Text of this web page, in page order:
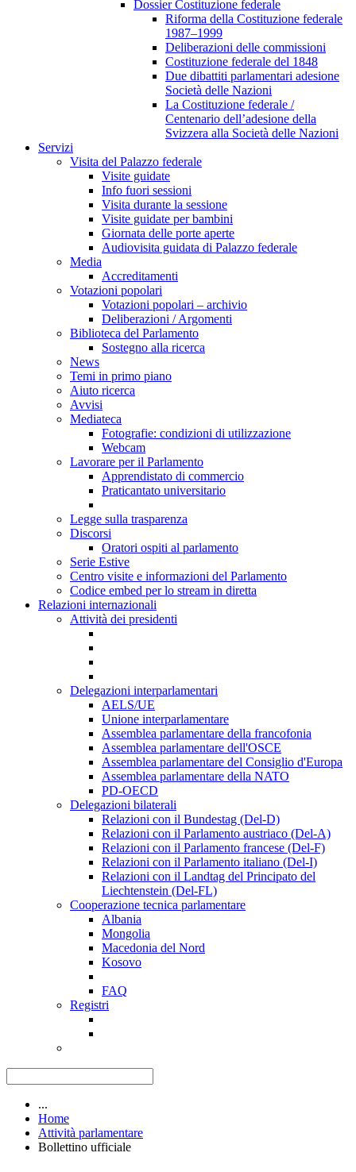
Dossier Costituzione federale
Riforma della Costituzione federale
1987–1999
Deliberazioni delle commissioni
Costituzione federale del 1848
Due dibattiti parlamentari adesione
Società delle Nazioni
La Costituzione federale /
Centenario dell’adesione della
Svizzera alla Società delle Nazioni
Servizi
Visita del Palazzo federale
Visite guidate
Info fuori sessioni
Visita durante la sessione
Visite guidate per bambini
Giornata delle porte aperte
Audiovisita guidata di Palazzo federale
Media
Accreditamenti
Votazioni popolari
Votazioni popolari – archivio
Deliberazioni / Argomenti
Biblioteca del Parlamento
Sostegno alla ricerca
News
Temi in primo piano
Aiuto ricerca
Avvisi
Mediateca
Fotografie: condizioni di utilizzazione
Webcam
Lavorare per il Parlamento
Apprendistato di commercio
Praticantato universitario
Legge sulla trasparenza
Discorsi
Oratori ospiti al parlamento
Serie Estive
Centro visite e informazioni del Parlamento
Codice embed per lo stream in diretta
Relazioni internazionali
Attività dei presidenti
Delegazioni interparlamentari
AELS/UE
Unione interparlamentare
Assemblea parlamentare della francofonia
Assemblea parlamentare dell'OSCE
Assemblea parlamentare del Consiglio d'Europa
Assemblea parlamentare della NATO
PD-OECD
Delegazioni bilaterali
Relazioni con il Bundestag (Del-D)
Relazioni con il Parlamento austriaco (Del-A)
Relazioni con il Parlamento francese (Del-F)
Relazioni con il Parlamento italiano (Del-I)
Relazioni con il Landtag del Principato del
Liechtenstein (Del-FL)
Cooperazione tecnica parlamentare
Albania
Mongolia
Macedonia del Nord
Kosovo
FAQ
Registri
...
Home
Attività parlamentare
Bollettino ufficiale